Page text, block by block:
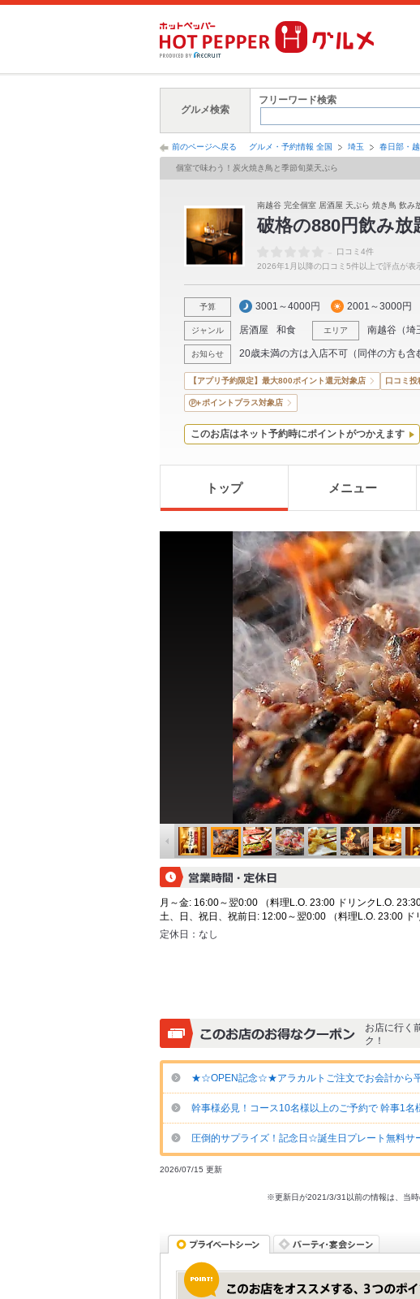
グルメ検索
フリーワード検索
前のページへ戻る グルメ・予約情報 全国 埼玉 春日部・
個室で味わう！炭火焼き鳥と季節旬菜天ぷら
南越谷 完全個室 居酒屋 天ぷら 焼き鳥 飲み
破格の880円飲み
口コミ4件
2026年1月以降の口コミ5件以上で評点が表
予算 3001～4000円 2001～3000円
ジャンル 居酒屋 和食 エリア 南越谷 （埼
お知らせ 20歳未満の方は入店不可（同伴の方も含
【アプリ予約限定】最大800ポイント還元対象店 口コミ投
ポイントプラス対象店
このお店はネット予約時にポイントがつかえます
トップ メニュー
月～金: 16:00～翌0:00 （料理L.O. 23:00 ドリンクL.O. 23:30
土、日、祝日、祝前日: 12:00～翌0:00 （料理L.O. 23:00 ド
定休日： なし
お店に行く
ク！
★☆OPEN記念☆★アラカルトご注文でお会計から
幹事様必見！コース10名様以上のご予約で 幹事1名
圧倒的サプライズ！記念日☆誕生日プレート無料サ
2026/07/15 更新
※更新日が2021/3/31以前の情報は、当時